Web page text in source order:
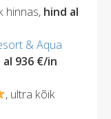
hinnas, hind al
& Aqua
936 €/in
, ultra kõik